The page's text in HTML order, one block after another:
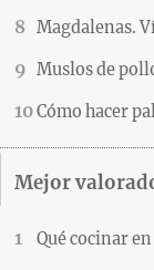
Magdalenas.
Muslos de
Cómo hacer
Mejor
Qué cocinar